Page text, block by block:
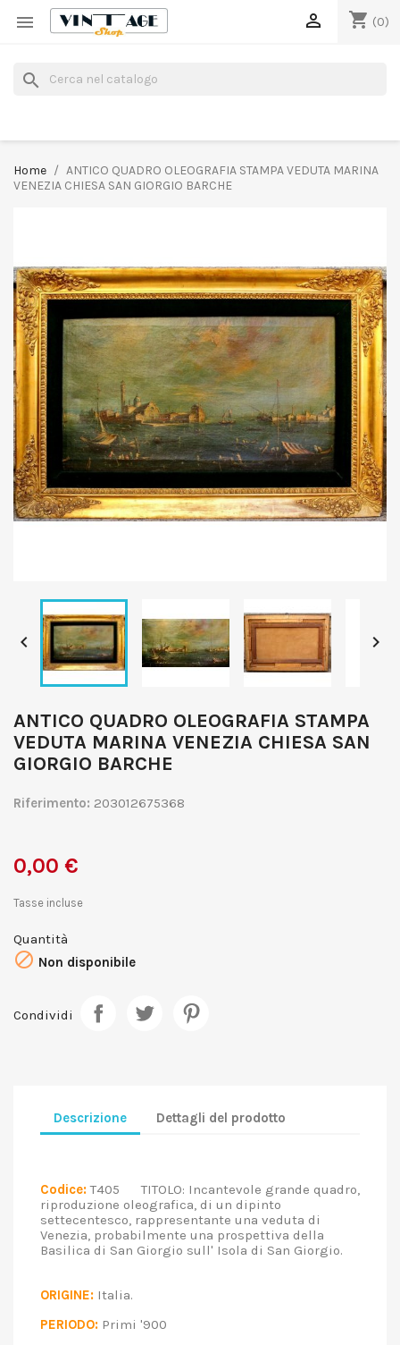
 shopping_cart (0)

search
Home
ANTICO QUADRO OLEOGRAFIA STAMPA VEDUTA MARINA
VENEZIA CHIESA SAN GIORGIO BARCHE
 
ANTICO QUADRO OLEOGRAFIA STAMPA
VEDUTA MARINA VENEZIA CHIESA SAN
GIORGIO BARCHE
Riferimento: 203012675368
0,00 €
Tasse incluse
Quantità
 Non disponibile
Condividi
Descrizione Dettagli del prodotto
Codice:T405 TITOLO: Incantevole grande quadro,
riproduzione oleografica, di un dipinto
settecentesco, rappresentante una veduta di
Venezia, probabilmente una prospettiva della
Basilica di San Giorgio sull' Isola di San Giorgio.
ORIGINE: Italia.
PERIODO: Primi '900